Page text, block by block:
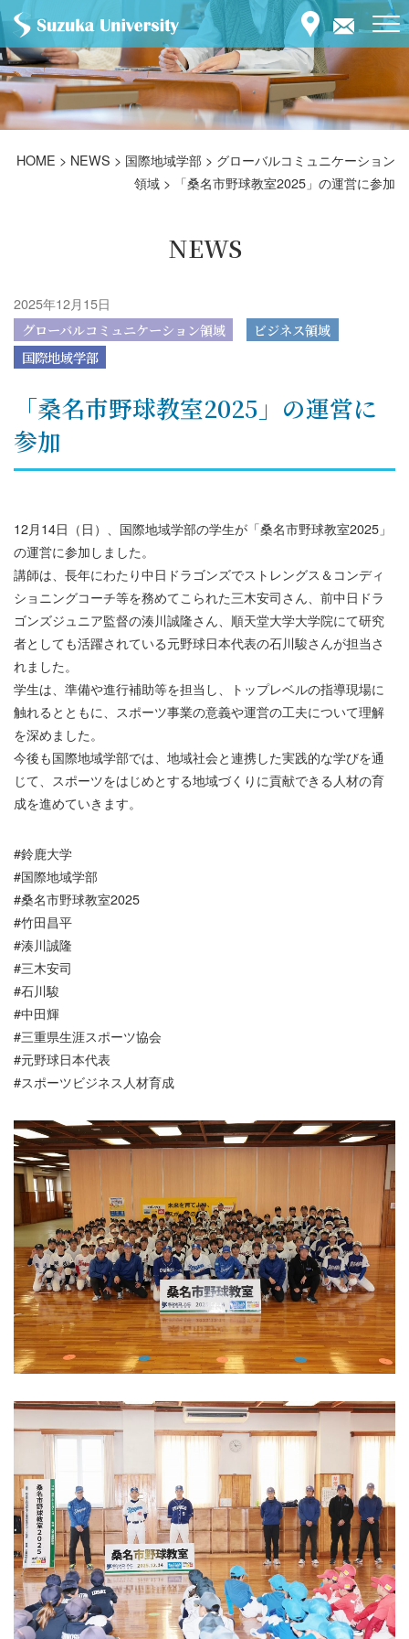
HOME > NEWS > 国際地域学部 > グローバルコミュニケーション
領域 > 「桑名市野球教室2025」の運営に参加
NEWS
2025年12月15日
グローバルコミュニケーション領域
ビジネス領域
国際地域学部
「桑名市野球教室2025」の運営に
参加
12月14日（日）、国際地域学部の学生が「桑名市野球教室2025」
の運営に参加しました。
講師は、長年にわたり中日ドラゴンズでストレングス＆コンディ
ショニングコーチ等を務めてこられた三木安司さん、前中日ドラ
ゴンズジュニア監督の湊川誠隆さん、順天堂大学大学院にて研究
者としても活躍されている元野球日本代表の石川駿さんが担当さ
れました。
学生は、準備や進行補助等を担当し、トップレベルの指導現場に
触れるとともに、スポーツ事業の意義や運営の工夫について理解
を深めました。
今後も国際地域学部では、地域社会と連携した実践的な学びを通
じて、スポーツをはじめとする地域づくりに貢献できる人材の育
成を進めていきます。
#鈴鹿大学
#国際地域学部
#桑名市野球教室2025
#竹田昌平
#湊川誠隆
#三木安司
#石川駿
#中田輝
#三重県生涯スポーツ協会
#元野球日本代表
#スポーツビジネス人材育成